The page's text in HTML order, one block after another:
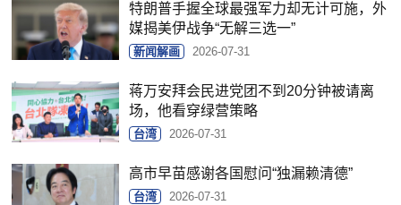
特朗普手握全球最强军力却无计可施，外
媒揭美伊战争“无解三选一”
新闻解画 2026-07-31
蒋万安拜会民进党团不到20分钟被请离
场，他看穿绿营策略
台湾 2026-07-31
高市早苗感谢各国慰问“独漏赖清德”
台湾 2026-07-31